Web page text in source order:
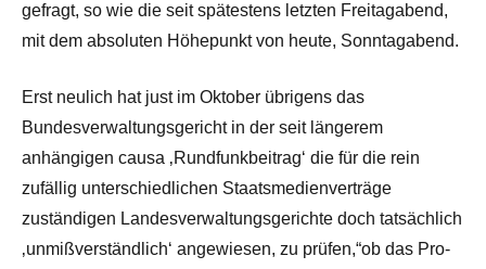
gefragt, so wie die seit spätestens letzten Freitagabend,
mit dem absoluten Höhepunkt von heute, Sonntagabend.
Erst neulich hat just im Oktober übrigens das
Bundesverwaltungsgericht in der seit längerem
anhängigen causa ‚Rundfunkbeitrag‘ die für die rein
zufällig unterschiedlichen Staatsmedienverträge
zuständigen Landesverwaltungsgerichte doch tatsächlich
‚unmißverständlich‘ angewiesen, zu prüfen,“ob das Pro­